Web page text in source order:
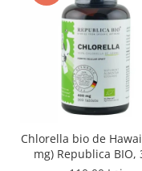
Chlorella bio de
mg) Republica BIO,